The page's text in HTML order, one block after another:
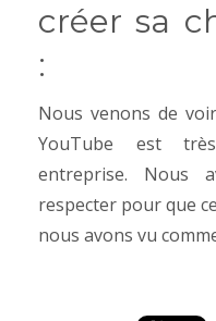
créer sa
:
Nous venons de
YouTube est
entreprise. Nous
respecter pour que
nous avons vu